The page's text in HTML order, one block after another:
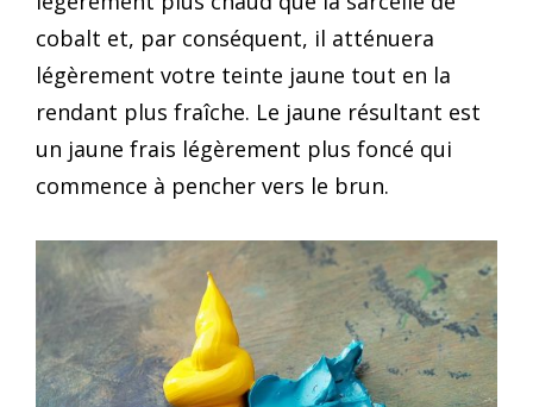
cobalt et, par conséquent, il atténuera
légèrement votre teinte jaune tout en la
rendant plus fraîche. Le jaune résultant est
un jaune frais légèrement plus foncé qui
commence à pencher vers le brun.